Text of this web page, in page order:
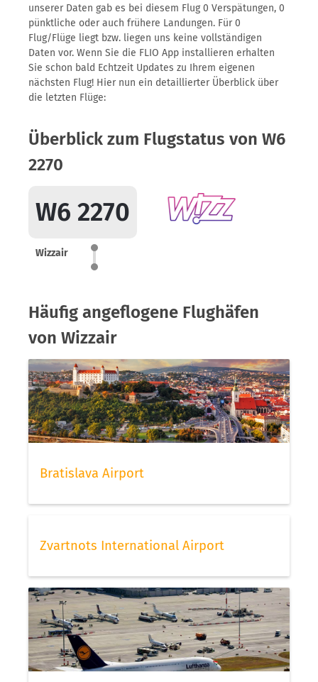
unserer Daten gab es bei diesem Flug 0 Verspätungen, 0
pünktliche oder auch frühere Landungen. Für 0
Flug/Flüge liegt bzw. liegen uns keine vollständigen
Daten vor. Wenn Sie die FLIO App installieren erhalten
Sie schon bald Echtzeit Updates zu Ihrem eigenen
nächsten Flug! Hier nun ein detaillierter Überblick über
die letzten Flüge:
Überblick zum Flugstatus von W6
2270
W6 2270
Wizzair
Häufig angeflogene Flughäfen
von Wizzair
Bratislava Airport
Zvartnots International Airport